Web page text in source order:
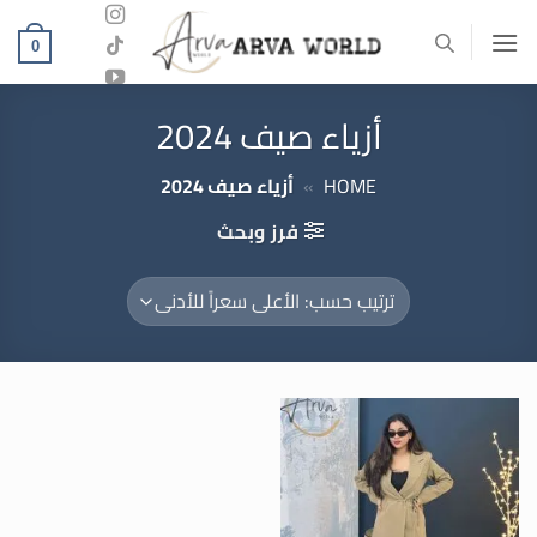
للمحتوى
0
أزياء صيف 2024
HOME
» أزياء صيف 2024
فرز وبحث